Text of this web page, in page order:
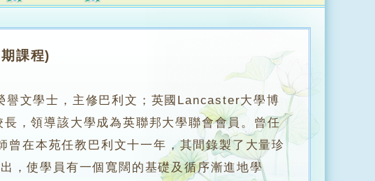
課程)
文學士，主修巴利文；英國Lancaster大學博
，領導該大學成為英聯邦大學聯會會員。曾任
在本苑任教巴利文十一年，其間錄製了大量珍
，使學員有一個寬闊的基礎及循序漸進地學